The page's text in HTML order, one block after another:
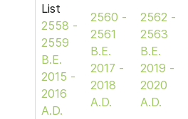
List
2558 -
2559
B.E.
2015 -
2016
A.D.
2560 -
2561
B.E.
2017 -
2018
A.D.
2562 -
2563
B.E.
2019 -
2020
A.D.